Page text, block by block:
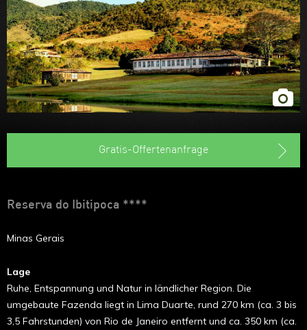
Paraguay
Guyanas
Gratis-Offertenanfrage
Reserva do Ibitipoca ****
Minas Gerais
Lage
Ruhe, Entspannung und Natur in ländlicher Region. Die
umgebaute Fazenda liegt in Lima Duarte, rund 270 km (ca. 3 bis
3,5 Fahrstunden) von Rio de Janeiro entfernt und ca. 350 km (ca.